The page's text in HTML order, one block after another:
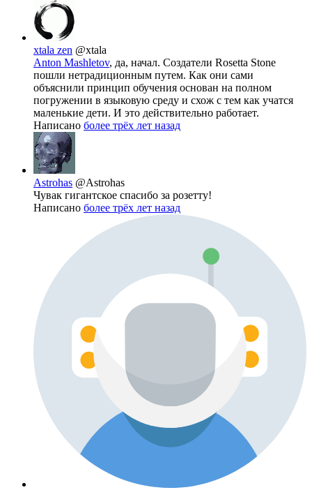
xtala zen @xtala
Anton Mashletov, да, начал. Создатели Rosetta Stone
пошли нетрадиционным путем. Как они сами
объяснили принцип обучения основан на полном
погружении в языковую среду и схож с тем как учатся
маленькие дети. И это действительно работает.
Написано более трёх лет назад
Astrohas @Astrohas
Чувак гигантское спасибо за розетту!
Написано более трёх лет назад